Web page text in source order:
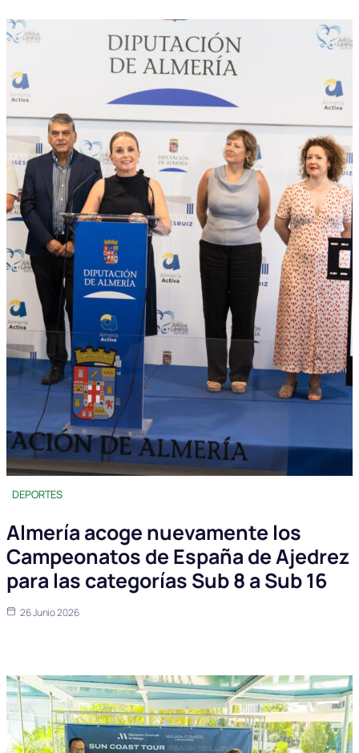
DEPORTES
Almería acoge nuevamente los
Campeonatos de España de Ajedrez
para las categorías Sub 8 a Sub 16
26 Junio 2026